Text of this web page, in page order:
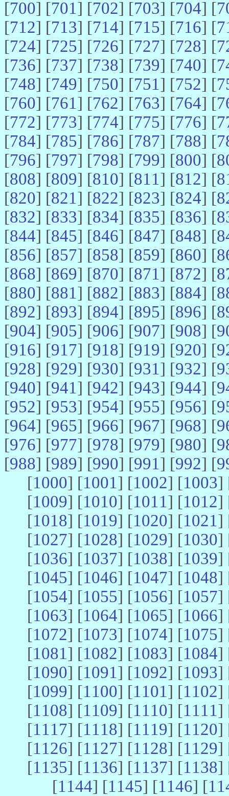
[700] [701] [702] [703] [704] [
[712] [713] [714] [715] [716] [
[724] [725] [726] [727] [728] [
[736] [737] [738] [739] [740] [
[748] [749] [750] [751] [752] [
[760] [761] [762] [763] [764] [
[772] [773] [774] [775] [776] [
[784] [785] [786] [787] [788] [
[796] [797] [798] [799] [800] [
[808] [809] [810] [811] [812] [
[820] [821] [822] [823] [824] [
[832] [833] [834] [835] [836] [
[844] [845] [846] [847] [848] [
[856] [857] [858] [859] [860] [
[868] [869] [870] [871] [872] [
[880] [881] [882] [883] [884] [
[892] [893] [894] [895] [896] [
[904] [905] [906] [907] [908] [
[916] [917] [918] [919] [920] [
[928] [929] [930] [931] [932] [
[940] [941] [942] [943] [944] [
[952] [953] [954] [955] [956] [
[964] [965] [966] [967] [968] [
[976] [977] [978] [979] [980] [
[988] [989] [990] [991] [992] [
[1000] [1001] [1002] [1003]
[1009] [1010] [1011] [1012]
[1018] [1019] [1020] [1021]
[1027] [1028] [1029] [1030]
[1036] [1037] [1038] [1039]
[1045] [1046] [1047] [1048]
[1054] [1055] [1056] [1057]
[1063] [1064] [1065] [1066]
[1072] [1073] [1074] [1075]
[1081] [1082] [1083] [1084]
[1090] [1091] [1092] [1093]
[1099] [1100] [1101] [1102]
[1108] [1109] [1110] [1111]
[1117] [1118] [1119] [1120]
[1126] [1127] [1128] [1129]
[1135] [1136] [1137] [1138]
[1144] [1145] [1146] [